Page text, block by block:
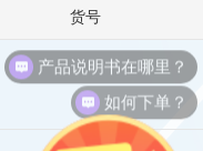
Diametra
Zedira
Biolife
货号
产品说明书在哪里？
如何下单？